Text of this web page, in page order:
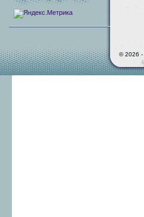
© 2026 -